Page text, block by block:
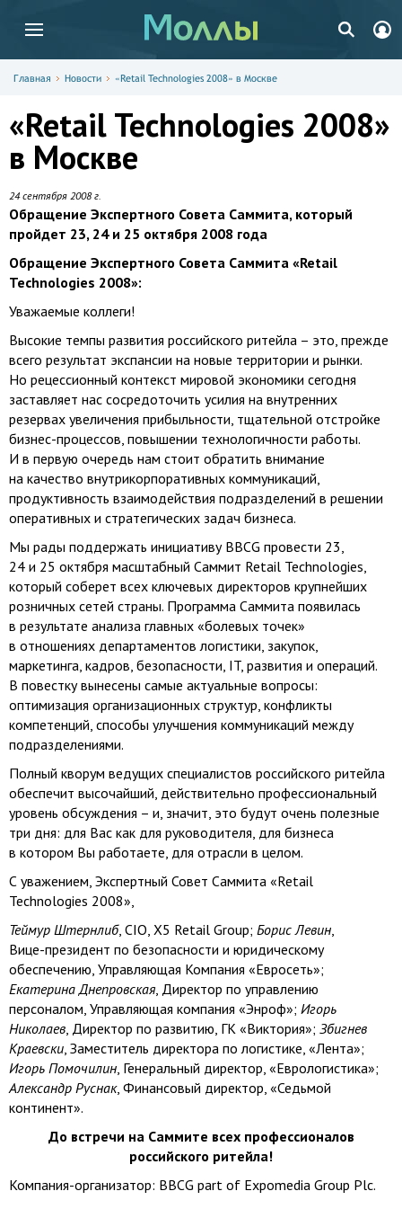
Главная Новости «Retail Technologies 2008» в Москве
«Retail Technologies 2008»
в Москве
24 сентября 2008 г.
Обращение Экспертного Совета Саммита, который
пройдет 23, 24 и 25 октября 2008 года
Обращение Экспертного Совета Саммита «Retail
Technologies 2008»:
Уважаемые коллеги!
Высокие темпы развития российского ритейла – это, прежде
всего результат экспансии на новые территории и рынки.
Но рецессионный контекст мировой экономики сегодня
заставляет нас сосредоточить усилия на внутренних
резервах увеличения прибыльности, тщательной отстройке
бизнес-процессов, повышении технологичности работы.
И в первую очередь нам стоит обратить внимание
на качество внутрикорпоративных коммуникаций,
продуктивность взаимодействия подразделений в решении
оперативных и стратегических задач бизнеса.
Мы рады поддержать инициативу BBCG провести 23,
24 и 25 октября масштабный Саммит Retail Technologies,
который соберет всех ключевых директоров крупнейших
розничных сетей страны. Программа Саммита появилась
в результате анализа главных «болевых точек»
в отношениях департаментов логистики, закупок,
маркетинга, кадров, безопасности, IT, развития и операций.
В повестку вынесены самые актуальные вопросы:
оптимизация организационных структур, конфликты
компетенций, способы улучшения коммуникаций между
подразделениями.
Полный кворум ведущих специалистов российского ритейла
обеспечит высочайший, действительно профессиональный
уровень обсуждения – и, значит, это будут очень полезные
три дня: для Вас как для руководителя, для бизнеса
в котором Вы работаете, для отрасли в целом.
С уважением, Экспертный Совет Саммита «Retail
Technologies 2008»,
Теймур Штернлиб, CIO, X5 Retail Group; Борис Левин,
Вице-президент по безопасности и юридическому
обеспечению, Управляющая Компания «Евросеть»;
Екатерина Днепровская, Директор по управлению
персоналом, Управляющая компания «Энроф»; Игорь
Николаев, Директор по развитию, ГК «Виктория»; Збигнев
Краевски, Заместитель директора по логистике, «Лента»;
Игорь Помочилин, Генеральный директор, «Еврологистика»;
Александр Руснак, Финансовый директор, «Седьмой
континент».
До встречи на Саммите всех профессионалов
российского ритейла!
Компания-организатор: BBCG part of Expomedia Group Plc.